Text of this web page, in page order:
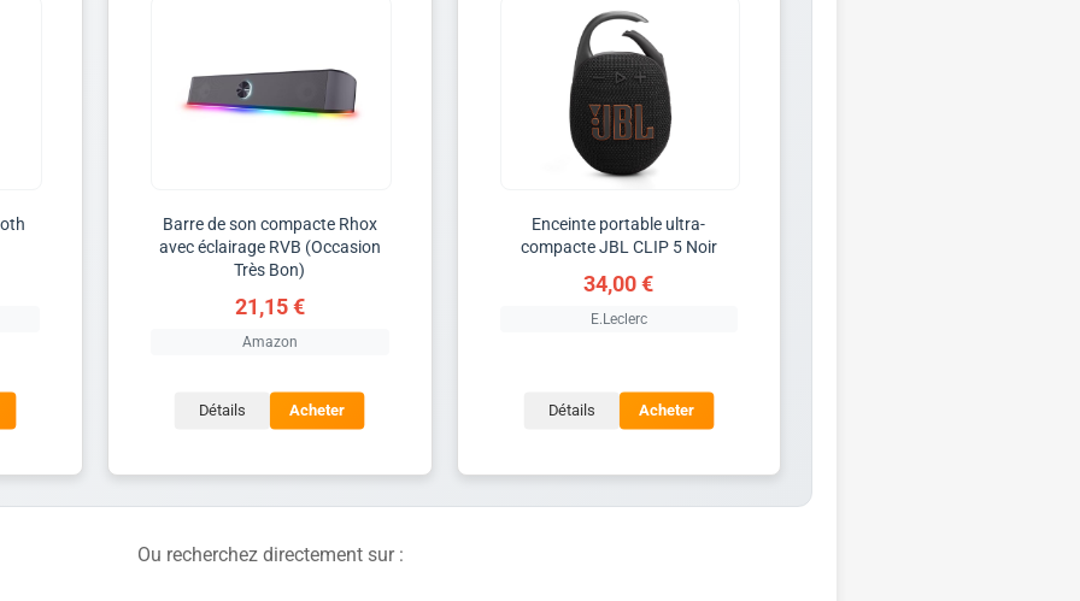
Barre de son compacte Rhox
avec éclairage RVB (Occasion
Très Bon)
21,15 €
Amazon
Détails Acheter
Enceinte portable ultra-
compacte JBL CLIP 5 Noir
34,00 €
E.Leclerc
Détails Acheter
Ou recherchez directement sur :